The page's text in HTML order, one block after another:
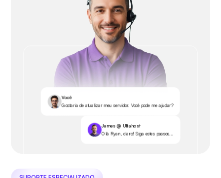
Você
Gostaria de atualizar meu servidor. Você pode me ajudar?
James @ Ultahost
Olá Ryan, claro! Siga estes passos...